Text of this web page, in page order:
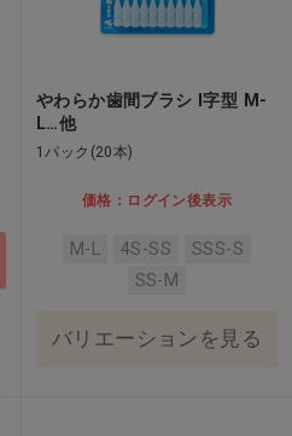
やわらか歯間ブラシ I字型 M-
L…他
1パック(20本)
価格：ログイン後表示
M-L 4S-SS
SSS-S
SS-M
バリエーションを見る